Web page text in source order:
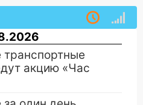
транспортные
акцию «Час